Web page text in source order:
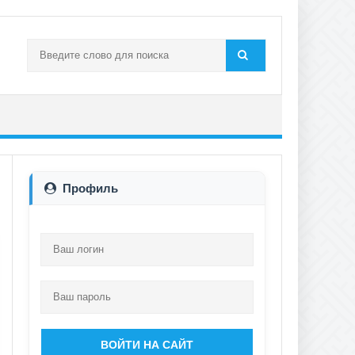
Профиль
ВОЙТИ НА САЙТ